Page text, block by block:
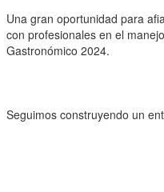
Una gran oportunidad para
con profesionales en el
Gastronómico 2024.
Seguimos construyendo un